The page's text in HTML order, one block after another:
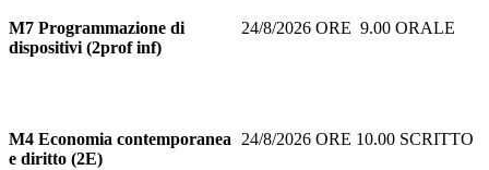
M7 Programmazione di
dispositivi (2prof inf)
24/8/2026 ORE 9.00 ORALE
M4 Economia contemporanea
e diritto (2E)
24/8/2026 ORE 10.00 SCRITTO